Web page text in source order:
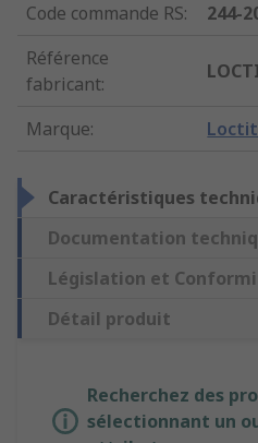
Code commande RS:
244-
Référence
fabricant:
Marque:
Caractéristiques
Documentation
Législation et
Détail produit
Recherchez des
sélectionnant un